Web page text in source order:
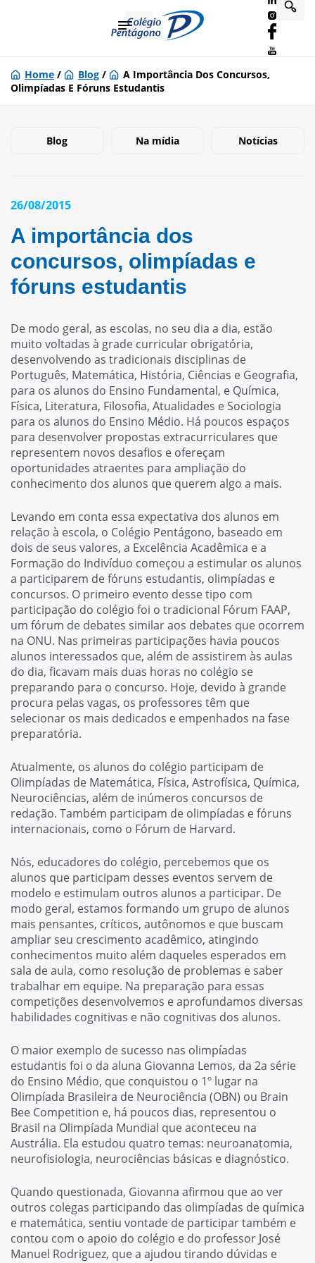
Home / Blog /
A Importância Dos Concursos,
Olimpíadas E Fóruns Estudantis
Blog Na mídia Notícias
26/08/2015
A importância dos
concursos, olimpíadas e
fóruns estudantis
De modo geral, as escolas, no seu dia a dia, estão
muito voltadas à grade curricular obrigatória,
desenvolvendo as tradicionais disciplinas de
Português, Matemática, História, Ciências e Geografia,
para os alunos do Ensino Fundamental, e Química,
Física, Literatura, Filosofia, Atualidades e Sociologia
para os alunos do Ensino Médio. Há poucos espaços
para desenvolver propostas extracurriculares que
representem novos desafios e ofereçam
oportunidades atraentes para ampliação do
conhecimento dos alunos que querem algo a mais.
Levando em conta essa expectativa dos alunos em
relação à escola, o Colégio Pentágono, baseado em
dois de seus valores, a Excelência Acadêmica e a
Formação do Indivíduo começou a estimular os alunos
a participarem de fóruns estudantis, olimpíadas e
concursos. O primeiro evento desse tipo com
participação do colégio foi o tradicional Fórum FAAP,
um fórum de debates similar aos debates que ocorrem
na ONU. Nas primeiras participações havia poucos
alunos interessados que, além de assistirem às aulas
do dia, ficavam mais duas horas no colégio se
preparando para o concurso. Hoje, devido à grande
procura pelas vagas, os professores têm que
selecionar os mais dedicados e empenhados na fase
preparatória.
Atualmente, os alunos do colégio participam de
Olimpíadas de Matemática, Física, Astrofísica, Química,
Neurociências, além de inúmeros concursos de
redação. Também participam de olimpíadas e fóruns
internacionais, como o Fórum de Harvard.
Nós, educadores do colégio, percebemos que os
alunos que participam desses eventos servem de
modelo e estimulam outros alunos a participar. De
modo geral, estamos formando um grupo de alunos
mais pensantes, críticos, autônomos e que buscam
ampliar seu crescimento acadêmico, atingindo
conhecimentos muito além daqueles esperados em
sala de aula, como resolução de problemas e saber
trabalhar em equipe. Na preparação para essas
competições desenvolvemos e aprofundamos diversas
habilidades cognitivas e não cognitivas dos alunos.
O maior exemplo de sucesso nas olimpíadas
estudantis foi o da aluna Giovanna Lemos, da 2a série
do Ensino Médio, que conquistou o 1º lugar na
Olimpíada Brasileira de Neurociência (OBN) ou Brain
Bee Competition e, há poucos dias, representou o
Brasil na Olimpíada Mundial que aconteceu na
Austrália. Ela estudou quatro temas: neuroanatomia,
neurofisiologia, neurociências básicas e diagnóstico.
Quando questionada, Giovanna afirmou que ao ver
outros colegas participando das olimpíadas de química
e matemática, sentiu vontade de participar também e
contou com o apoio do colégio e do professor José
Manuel Rodriguez, que a ajudou tirando dúvidas e